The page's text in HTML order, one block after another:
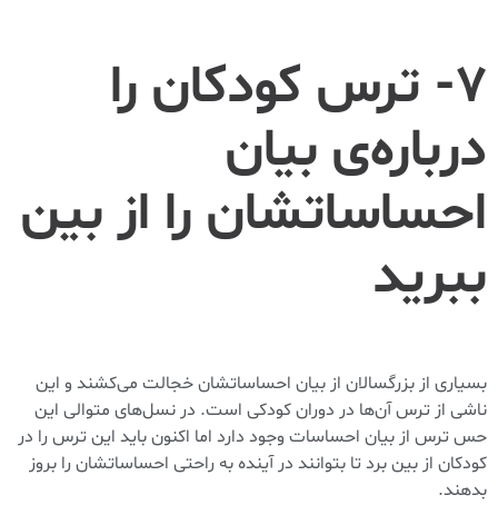
۷- ترس کودکان را
درباره‌ی بیان
احساساتشان را از بین
ببرید
بسیاری از بزرگسالان از بیان احساساتشان خجالت می‌کشند و این
ناشی از ترس آن‌ها در دوران کودکی است. در نسل‌های متوالی این
حس ترس از بیان احساسات وجود دارد اما اکنون باید این ترس را در
کودکان از بین برد تا بتوانند در آینده به راحتی احساساتشان را بروز
بدهند.